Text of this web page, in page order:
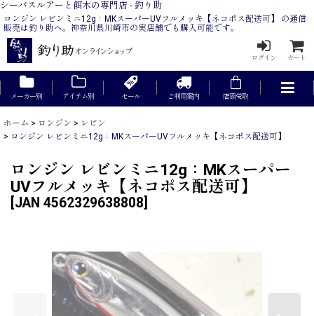
シーバスルアーと餌木の専門店 - 釣り助
ロンジン レビンミニ12g：MKスーパーUVフルメッキ【ネコポス配送可】 の通信
販売は釣り助へ。神奈川県川崎市の実店舗でも購入可能です。
ログイン カート
メーカー別 アイテム別 セール ご利用案内 店頭受取
ホーム > ロンジン > レビン
> ロンジン レビンミニ12g：MKスーパーUVフルメッキ【ネコポス配送可】
ロンジン レビンミニ12g：MKスーパー
UVフルメッキ【ネコポス配送可】
JAN 4562329638808